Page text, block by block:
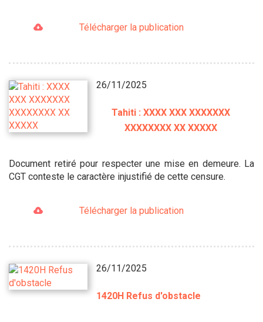
Télécharger la publication
26/11/2025
Tahiti : XXXX XXX XXXXXXX
XXXXXXXX XX XXXXX
Document retiré pour respecter une mise en demeure. La
CGT conteste le caractère injustifié de cette censure.
Télécharger la publication
26/11/2025
1420H Refus d'obstacle